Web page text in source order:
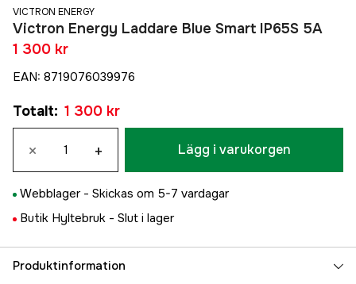
VICTRON ENERGY
Victron Energy Laddare Blue Smart IP65S 5A
1 300 kr
EAN: 8719076039976
Totalt: 1 300 kr
× + Lägg i varukorgen
Webblager - Skickas om 5-7 vardagar
Butik Hyltebruk - Slut i lager
Produktinformation